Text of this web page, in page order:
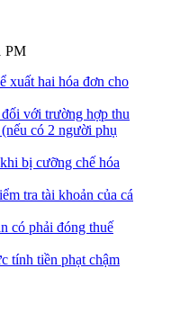
PM
xuất hai hóa đơn cho
với trường hợp thu
có 2 người phụ
bị cưỡng chế hóa
tra tài khoản của cá
có phải đóng thuế
tính tiền phạt chậm